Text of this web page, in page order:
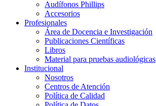
Audífonos Phillips
Accesorios
Profesionales
Área de Docencia e Investigación
Publicaciones Científicas
Libros
Material para pruebas audiológicas
Institucional
Nosotros
Centros de Atención
Política de Calidad